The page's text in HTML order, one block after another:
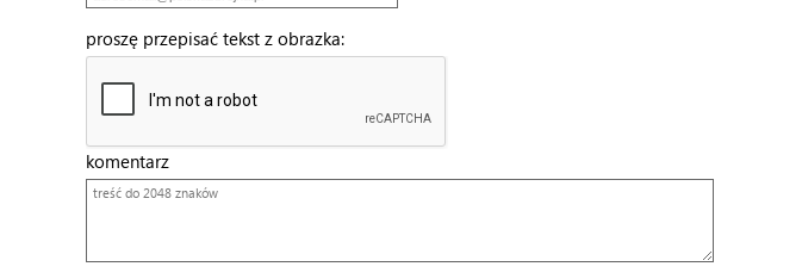
proszę przepisać tekst z obrazka:
komentarz